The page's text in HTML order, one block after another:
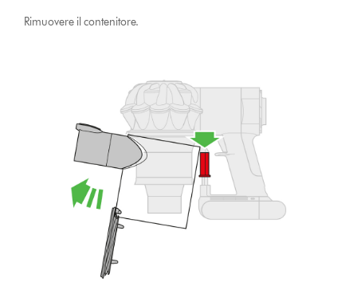
Rimuovere il contenitore.